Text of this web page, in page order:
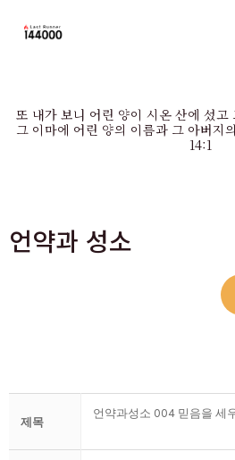
또 내가 보니 어린 양이 시온 산에 섰고
그 이마에 어린 양의 이름과 그 아버지
14:1
언약과 성소
제목
언약과성소 004 믿음을 세